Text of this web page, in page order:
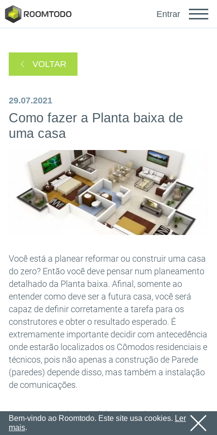
Faça login para obter ajuda
ou
OK
Cadastro Lembrar senha
Obrigado por se registrar
Enviaremos um e-mail com um link de confirmação em
OK
Um link de recuperação de senha foi enviado para
seu e-mail.
OK
Entrar
VOLTAR
29.07.2021
Como fazer a Planta baixa de
uma casa
Você está a planear reformar ou construir uma casa
do zero? Então você deve pensar num planeamento
detalhado da Planta baixa. Afinal, somente ao
entender como deve ser a futura casa, você será
capaz de definir corretamente a tarefa para os
construtores e obter o resultado esperado. É
extremamente importante decidir com antecedência
onde estarão localizados os Cômodos residenciais e
técnicos, pois não apenas a construção de Parede
(paredes) depende disso, mas também a instalação
de comunicações.
Como regra, o designer lida com o planeamento. Se
você decidir assumir essa tarefa, o
Bem-vindo ao Roomtodo. Este site usa cookies. Ler
mais.